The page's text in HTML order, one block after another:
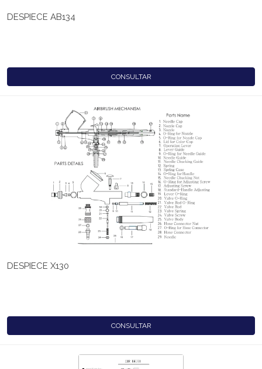
DESPIECE AB134
CONSULTAR
DESPIECE X130
CONSULTAR